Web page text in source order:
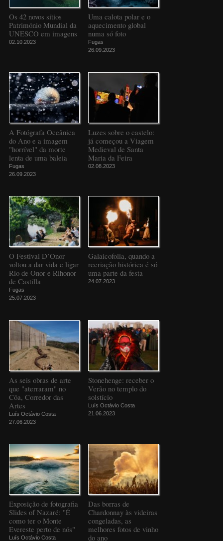
Os 42 novos sítios
Património Mundial da
UNESCO em imagens
02.10.2023
Uma calota polar e o
aquecimento global
numa só foto
Fugas
26.09.2023
A Fotógrafa Oceânica
do Ano e a imagem
"horrível" da morte
lenta de uma baleia
Fugas
26.09.2023
Luzes sobre o castelo:
já começou a Viagem
Medieval de Santa
Maria da Feira
02.08.2023
O Festival D’Onor
voltou a dar vida e ligar
Rio de Onor e Rihonor
de Castilla
Fugas
25.07.2023
Galaicofolia, quando a
recriação histórica é só
uma parte da festa
24.07.2023
As seis obras de arte
que "aterraram" no
Côa, Corredor das
Artes
Luís Octávio Costa
27.06.2023
Stonehenge: receber o
Verão no templo do
solstício
Luís Octávio Costa
21.06.2023
Exposição de fotografia
Slides of Nazaré: "É
como ter o Monte
Evereste perto de nós"
Luís Octávio Costa
Das borras de
Chardonnay às videiras
congeladas, as
melhores fotos de vinho
do ano